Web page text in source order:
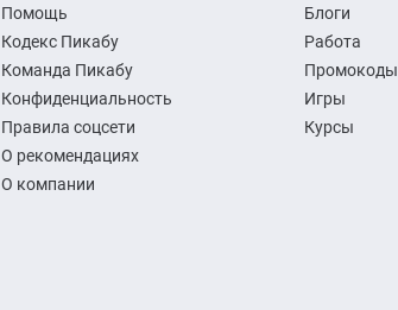
Помощь
Кодекс Пикабу
Команда Пикабу
Конфиденциальность
Правила соцсети
О рекомендациях
О компании
Блоги
Работа
Промокоды
Игры
Курсы